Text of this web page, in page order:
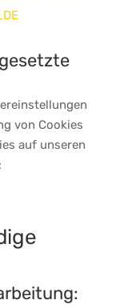
von Cookies
auf unseren